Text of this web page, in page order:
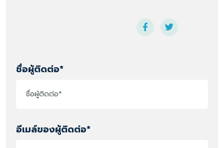
ชื่อผู้ติดต่อ*
อีเมล์ของผู้ติดต่อ*